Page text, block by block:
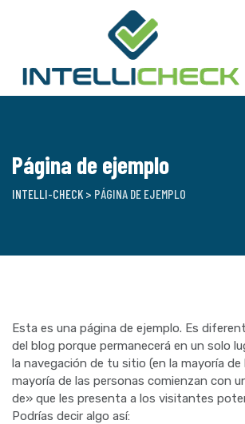
Página de ejemplo
INTELLI-CHECK > PÁGINA DE EJEMPLO
Esta es una página de ejemplo. Es
del blog porque permanecerá en un solo
la navegación de tu sitio (en la mayoría de
mayoría de las personas comienzan con
de» que les presenta a los visitantes
Podrías decir algo así: